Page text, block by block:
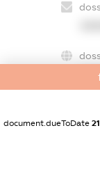
document.dueToDate